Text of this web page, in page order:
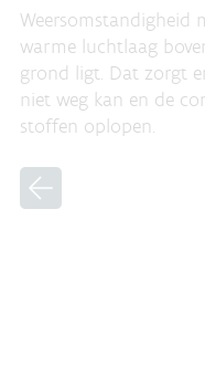
Weersomstandigheid
warme luchtlaag
grond ligt. Dat zorgt
niet weg kan en de
stoffen oplopen.